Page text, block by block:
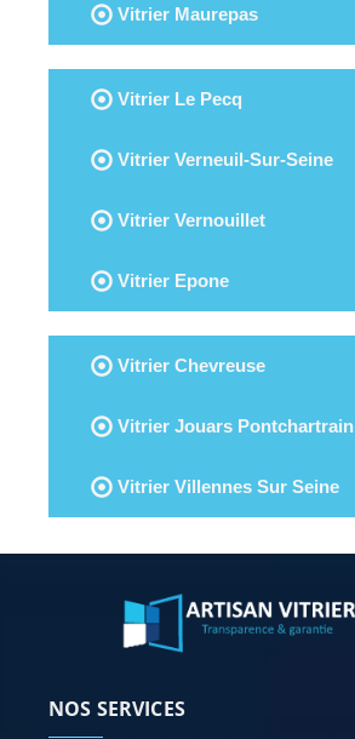
Vitrier Maurepas
Vitrier Le Pecq
Vitrier Verneuil-Sur-Seine
Vitrier Vernouillet
Vitrier Epone
Vitrier Chevreuse
Vitrier Jouars Pontchartrain
Vitrier Villennes Sur Seine
NOS SERVICES